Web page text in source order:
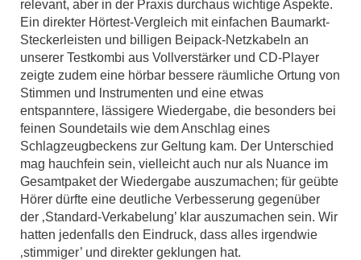
relevant, aber in der Praxis durchaus wichtige Aspekte.
Ein direkter Hörtest-Vergleich mit einfachen Baumarkt-
Steckerleisten und billigen Beipack-Netzkabeln an
unserer Testkombi aus Vollverstärker und CD-Player
zeigte zudem eine hörbar bessere räumliche Ortung von
Stimmen und lnstrumenten und eine etwas
entspanntere, lässigere Wiedergabe, die besonders bei
feinen Soundetails wie dem Anschlag eines
Schlagzeugbeckens zur Geltung kam. Der Unterschied
mag hauchfein sein, vielleicht auch nur als Nuance im
Gesamtpaket der Wiedergabe auszumachen; für geübte
Hörer dürfte eine deutliche Verbesserung gegenüber
der ‚Standard-Verkabelung’ klar auszumachen sein. Wir
hatten jedenfalls den Eindruck, dass alles irgendwie
‚stimmiger’ und direkter geklungen hat.